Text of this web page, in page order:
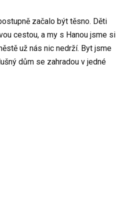
začalo být těsno. Děti
cestou, a my s Hanou jsme si
už nás nic nedrží. Byt jsme
dům se zahradou v jedné